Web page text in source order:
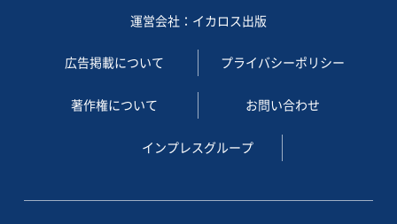
運営会社：イカロス出版
広告掲載について プライバシーポリシー
著作権について お問い合わせ
インプレスグループ